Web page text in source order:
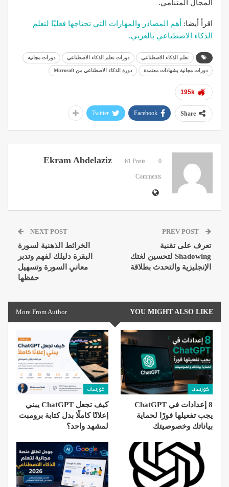
المجال المتنامي.
اقرأ أيضا:
أهم المصادر والمهارات التي تحتاجها فعليًا لتعلم
الذكاء الاصطناعي بالعربي.
تعلم الذكاء الاصطناعي دورات تعلم الذكاء الاصطناعي دورات مجانية
دورات مجانية بشهادات معتمدة دورة الذكاء الاصطناعي من Microsoft
195k
Share
Facebook
Twitter
Ekram Abdelaziz 61 Posts 0
Comments
تعرف على تقنية
Shadowing لتحسين لغتك
الإنجليزية والتحدث بطلاقة
NEXT POST
الخرائط الذهنية لسورة
البقرة دليلك لفهم وتدبر
معاني السورة وتسهيل
حفظها
YOU MIGHT ALSO LIKE
More From Author
كورسات
8 إعدادات في ChatGPT
يجب تفعيلها فورًا لحماية
بياناتك وخصوصيتك
كورسات
كيف تجعل ChatGPT يبني
إعلانًا كاملًا بدل كتابة برومبت
لمشهد واحد؟